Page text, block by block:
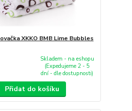
XKKO BMB Lime Bubbles
Skladem - na eshopu
(Expedujeme 2 - 5
dní - dle dostupnosti)
Přidat do košíku